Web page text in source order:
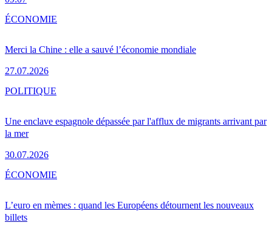
Merci la Chine : elle a sauvé l’économie mondiale
27.07.2026
ÉCONOMIE
Une enclave espagnole dépassée par l'afflux de migrants arrivant par
la mer
30.07.2026
POLITIQUE
L’euro en mèmes : quand les Européens détournent les nouveaux
billets
ÉCONOMIE